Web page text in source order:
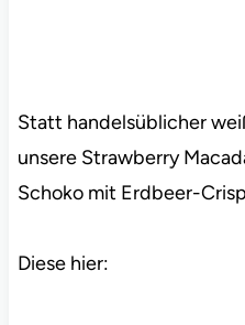
Statt handelsüblicher
unsere Strawberry
Schoko mit Erdbeer-
Diese hier: